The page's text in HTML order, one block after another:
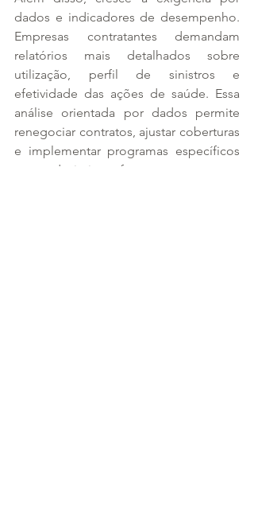
dados e indicadores de desempenho.
Empresas contratantes demandam
relatórios mais detalhados sobre
utilização, perfil de sinistros e
efetividade das ações de saúde. Essa
análise orientada por dados permite
renegociar contratos, ajustar coberturas
e implementar programas específicos
para reduzir riscos futuros.